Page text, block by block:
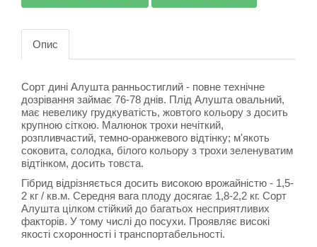
Опис
Сорт дині Алушта ранньостиглий - повне технічне
дозрівання займає 76-78 днів. Плід Алушта овальний,
має невелику грудкуватість, жовтого кольору з досить
крупною сіткою. Малюнок трохи нечіткий,
розпливчастий, темно-оранжевого відтінку; м'якоть
соковита, солодка, білого кольору з трохи зеленуватим
відтінком, досить товста.
Гібрид відрізняється досить високою врожайністю - 1,5-
2 кг / кв.м. Середня вага плоду досягає 1,8-2,2 кг. Сорт
Алушта цілком стійкий до багатьох несприятливих
факторів. У тому числі до посухи. Проявляє високі
якості схоронності і транспортабельності.